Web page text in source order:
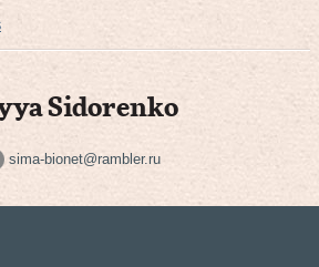
Sidorenko
sima-bionet@rambler.ru